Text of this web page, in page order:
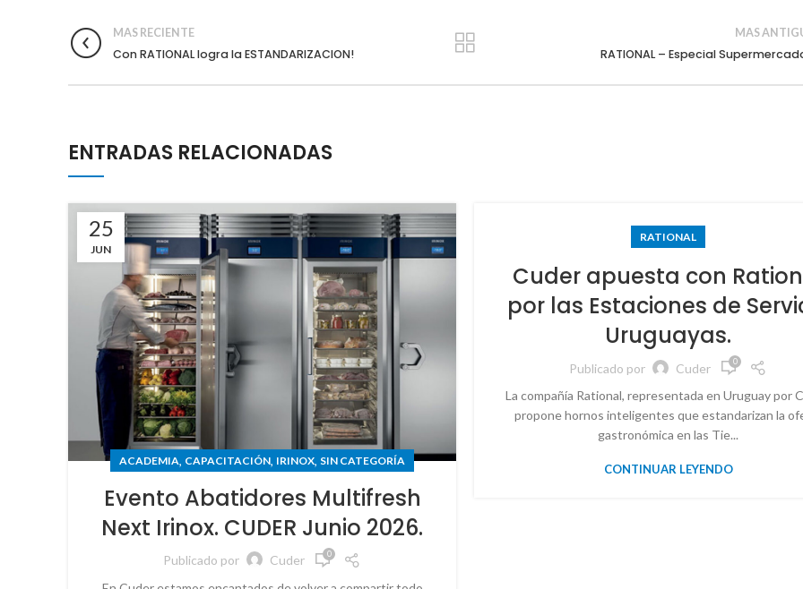
MAS RECIENTE
Con RATIONAL logra la ESTANDARIZACION!
MAS
RATIONAL – Especial
ENTRADAS RELACIONADAS
25
JUN
ACADEMIA, CAPACITACIÓN, IRINOX, SIN CATEGORÍA
Evento Abatidores Multifresh
Next Irinox. CUDER Junio 2026.
Publicado por Cuder 0
RATIONAL
Cuder apuesta con
por las Estaciones de
Uruguayas.
Publicado por Cuder 0
La compañía Rational, representada en Uruguay por
propone hornos inteligentes que estandarizan la
gastronómica en las Tie...
CONTINUAR LEYENDO